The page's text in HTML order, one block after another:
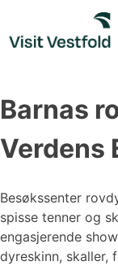
content
Barnas
Verdens
Besøkssenter
spisse tenner og
engasjerende
dyreskinn, skaller,